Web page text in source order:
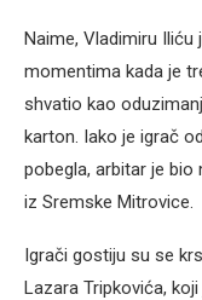
Naime, Vladimiru Iliću
momentima kada je
shvatio kao
karton. Iako je igrač
pobegla, arbitar je bio
iz Sremske Mitrovice.
Igrači gostiju su se
Lazara Tripkovića,